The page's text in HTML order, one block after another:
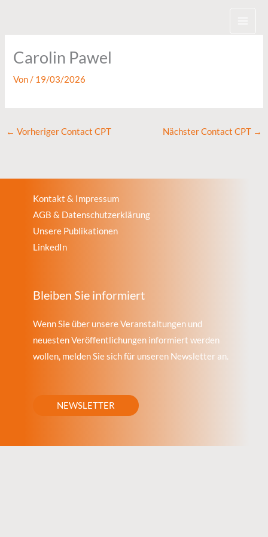
Carolin Pawel
Von/ 19/03/2026
← Vorheriger Contact CPT Nächster Contact CPT →
Kontakt & Impressum
AGB & Datenschutzerklärung
Unsere Publikationen
LinkedIn
Bleiben Sie informiert
Wenn Sie über unsere Veranstaltungen und
neuesten Veröffentlichungen informiert werden
wollen, melden Sie sich für unseren Newsletter an.
NEWSLETTER